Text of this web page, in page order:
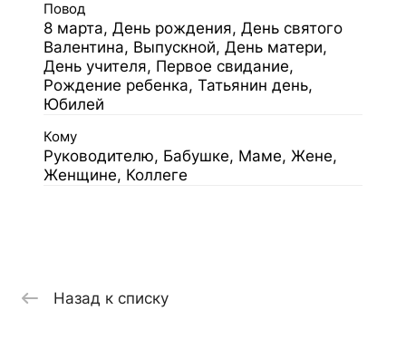
Повод
8 марта, День рождения, День святого
Валентина, Выпускной, День матери,
День учителя, Первое свидание,
Рождение ребенка, Татьянин день,
Юбилей
Кому
Руководителю, Бабушке, Маме, Жене,
Женщине, Коллеге
Назад к списку